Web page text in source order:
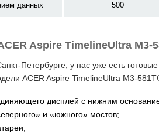
данных 500
Aspire TimelineUltra M3-
Петербурге, у нас уже есть
ACER Aspire TimelineUltra M3-
дисплей с нижним
и «южного» мостов;